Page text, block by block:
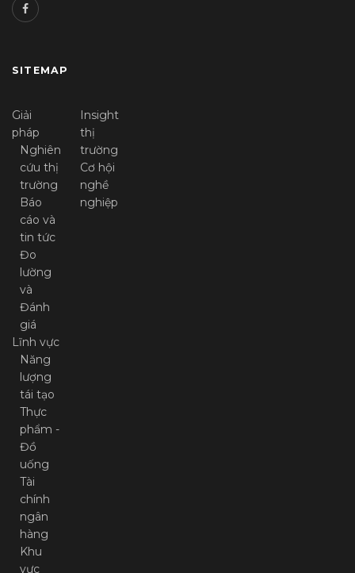
SITEMAP
Giải
pháp
Nghiên
cứu thị
trường
Báo
cáo và
tin tức
Đo
lường
và
Đánh
giá
Lĩnh vực
Năng
lượng
tái tạo
Thực
phẩm -
Đồ
uống
Tài
chính
ngân
hàng
Khu
vực
Insight
thị
trường
Cơ hội
nghề
nghiệp